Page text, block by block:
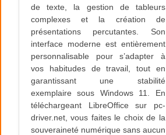
de texte, la gestion de tableurs
complexes et la création de
présentations percutantes. Son
interface moderne est entièrement
personnalisable pour s’adapter à
vos habitudes de travail, tout en
garantissant une stabilité
exemplaire sous Windows 11. En
téléchargeant LibreOffice sur pc-
driver.net, vous faites le choix de la
souveraineté numérique sans aucun